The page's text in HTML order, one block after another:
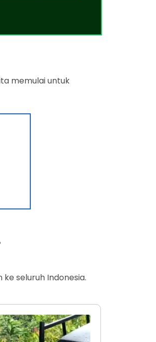
memulai untuk
seluruh Indonesia.